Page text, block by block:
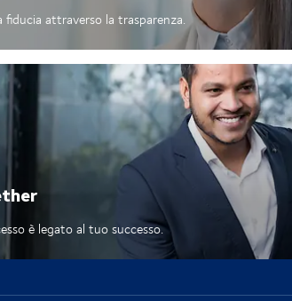
fiducia attraverso la trasparenza.
è legato al tuo successo.